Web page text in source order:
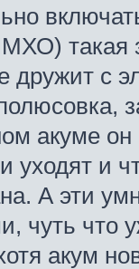
такая
дружит с
акуме
уходят и
А эти
чуть что
акум